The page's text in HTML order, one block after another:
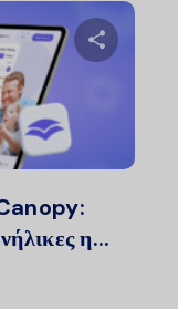
η...